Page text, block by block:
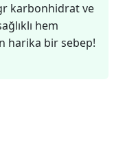
karbonhidrat ve
hem
harika bir sebep!